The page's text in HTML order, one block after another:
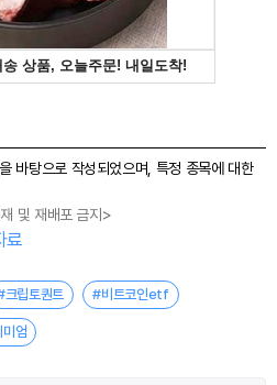
바탕으로 작성되었으며, 특정 종목에 대한
및 재배포 금지>
료
크립토퀀트 #비트코인etf
엄